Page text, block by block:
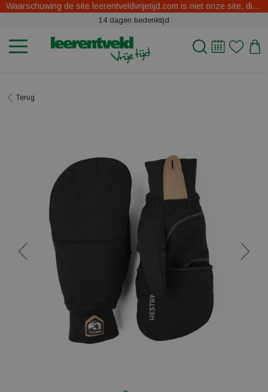
Waarschuwing de site leerentveldvrijetijd.com is niet onze site, dit zijn oplichters.
14 dagen bedenktijd
Terug